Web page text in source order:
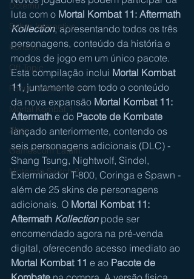
Dotemu
Saber Interactive
Konami
Off Topic
Focus Entertainment
Mortal Kombat 1
Xbox
Gamescom Latam
Nintendo Switch 2
luta com o Mortal Kombat 11: Aftermath
Kollection, apresentando todos os três
personagens, conteúdo da história e
modos de jogo em um único pacote.
Esta compilação inclui Mortal Kombat
11, juntamente com todo o conteúdo
da nova expansão Mortal Kombat 11:
Aftermath e do Pacote de Kombate
lançado anteriormente, contendo os
seis personagens adicionais (DLC) -
Shang Tsung, Nightwolf, Sindel,
Exterminador T-800, Coringa e Spawn -
além de 25 skins de personagens
adicionais. O Mortal Kombat 11:
Aftermath Kollection pode ser
encomendado agora na pré-venda
digital, oferecendo acesso imediato ao
Mortal Kombat 11 e ao Pacote de